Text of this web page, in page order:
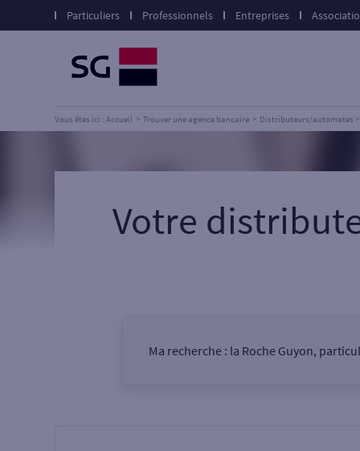
Particuliers Professionnels Entreprises
Vous êtes ici : Accueil Trouver une agence bancaire Distributeurs/automates
Votre
Ma recherche : la Roche Guyon,